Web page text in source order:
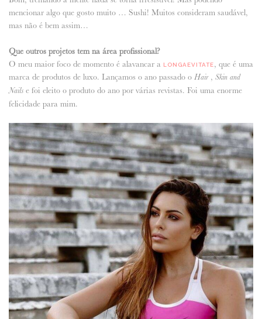
mencionar algo que gosto muito … Sushi! Muitos consideram saudável,
mas não é bem assim…
Que outros projetos tem na área profissional?
O meu maior foco de momento é alavancar a LONGAEVITATE, que é uma
marca de produtos de luxo. Lançamos o ano passado o Hair, Skin and
Nailse foi eleito o produto do ano por várias revistas. Foi uma enorme
felicidade para mim.